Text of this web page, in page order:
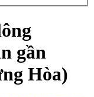
gần
Hòa)